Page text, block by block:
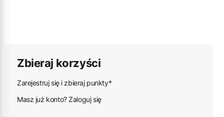
Zbieraj korzyści
Zarejestruj się i zbieraj punkty*
Masz już konto? Zaloguj się